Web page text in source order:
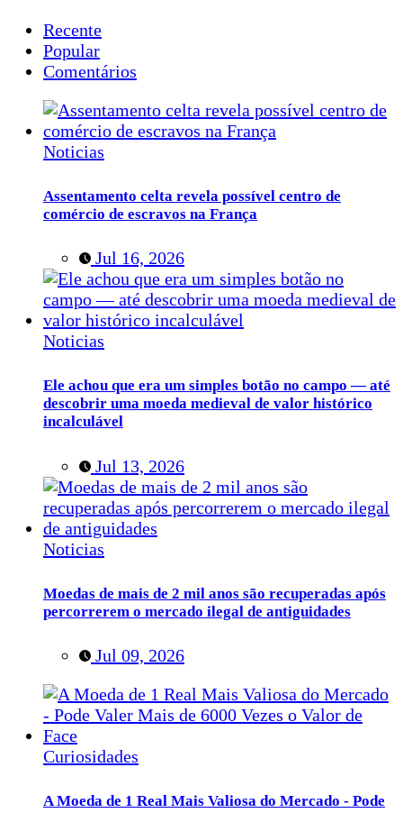
Recente
Popular
Comentários
Noticias
Assentamento celta revela possível centro de
comércio de escravos na França
Jul 16, 2026
Noticias
Ele achou que era um simples botão no campo — até
descobrir uma moeda medieval de valor histórico
incalculável
Jul 13, 2026
Noticias
Moedas de mais de 2 mil anos são recuperadas após
percorrerem o mercado ilegal de antiguidades
Jul 09, 2026
Curiosidades
A Moeda de 1 Real Mais Valiosa do Mercado - Pode